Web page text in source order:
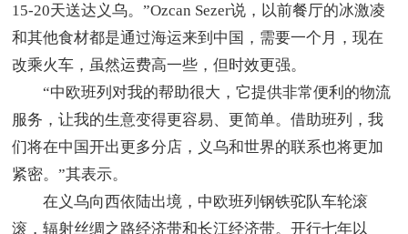
15-20天送达义乌。”Ozcan Sezer说，以前餐厅的冰激凌
和其他食材都是通过海运来到中国，需要一个月，现在
改乘火车，虽然运费高一些，但时效更强。
“中欧班列对我的帮助很大，它提供非常便利的物流
服务，让我的生意变得更容易、更简单。借助班列，我
们将在中国开出更多分店，义乌和世界的联系也将更加
紧密。”其表示。
在义乌向西依陆出境，中欧班列钢铁驼队车轮滚
滚，辐射丝绸之路经济带和长江经济带。开行七年以